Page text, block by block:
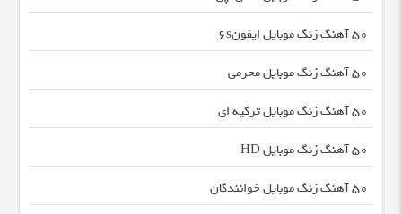
50 آهنگ زنگ موبایل ایفون۶s
50 آهنگ زنگ موبایل محرمی
50 آهنگ زنگ موبایل ترکیه ای
50 آهنگ زنگ موبایل HD
50 آهنگ زنگ موبایل خوانندگان